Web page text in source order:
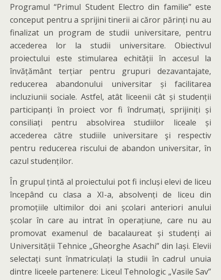
Programul “Primul Student Electro din familie” este
conceput pentru a sprijini tinerii ai căror părinți nu au
finalizat un program de studii universitare, pentru
accederea lor la studii universitare. Obiectivul
proiectului este stimularea echității în accesul la
învățământ terțiar pentru grupuri dezavantajate,
reducerea abandonului universitar și facilitarea
incluziunii sociale. Astfel, atât liceenii cât și studenții
participanți în proiect vor fi îndrumați, sprijiniți și
consiliați pentru absolvirea studiilor liceale și
accederea către studiile universitare şi respectiv
pentru reducerea riscului de abandon universitar, în
cazul studenților.
În grupul țintă al proiectului pot fi incluși elevi de liceu
începând cu clasa a XI-a, absolvenți de liceu din
promoțiile ultimilor doi ani școlari anteriori anului
școlar în care au intrat în operațiune, care nu au
promovat examenul de bacalaureat și studenți ai
Universității Tehnice „Gheorghe Asachi” din Iași. Elevii
selectați sunt înmatriculați la studii în cadrul unuia
dintre liceele partenere: Liceul Tehnologic „Vasile Sav”